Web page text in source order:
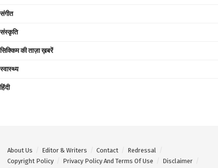
संगीत
संस्कृति
सिक्किम की ताज़ा ख़बरें
स्वास्थ्य
हिंदी
About Us Editor & Writers Contact
Redressal
Copyright Policy
Privacy Policy And Terms Of Use
Disclaimer